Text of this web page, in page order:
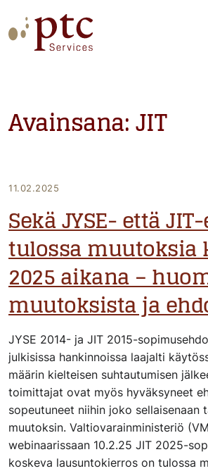
to
content
Avainsana:JIT
11.02.2025
Sekä JYSE- että
tulossa muutoksia
2025 aikana –
muutoksista ja
JYSE 2014- ja JIT 2015-
julkisissa hankinnoissa laajalti
määrin kielteisen suhtautumisen
toimittajat ovat myös hyväksyneet
sopeutuneet niihin joko sellaisenaan
muutoksin. Valtiovarainministeriö
webinaarissaan 10.2.25 JIT 2025-
koskeva lausuntokierros on tulossa